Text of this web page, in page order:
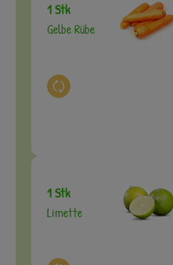
1 Stk
Gelbe Rübe
Auswahl ändern
1 Stk
Limette